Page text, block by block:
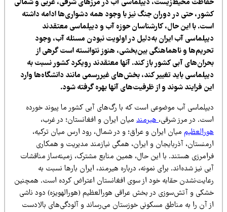
محیط‌زیست، دیپلماسی آب در مرزهای شرقی، غربی و شمالی
حتی در دوران جنگ نیز با وجود همه دشواری‌ها ادامه داشته
با این حال، کارشناسان حوزه آب و دیپلماسی معتقدند
آب ایران به‌دلیل در اولویت نبودن مسئله آب، وجود
و ناهماهنگی بین‌بخشی، هنوز نتوانسته است گرهی از
آبی کشور باز کند. آنها معتقدند رویکرد کشور نسبت به
باید تغییر کند، بخش‌های غیررسمی مانند دانشگاه‌ها وارد
فرایند شوند و از ظرفیت‌های آنها بهره گرفته شود.
آب موضوعی است که با رگ‌های آبی کشور ما پیوند خورده
در مرز شرقی،هیرمندمیان ایران و افغانستان؛ در غرب،
میان ایران و عراق؛ و در شمال، رود ارس میان ترکیه،
آذربایجان و ایران، همگی نیازمند مدیریت و همکاری
هستند. با این حال، همین منابع مشترک، زمینه‌ساز مناقشات
نیز شده‌اند. برای نمونه، درباره هیرمند، ایران بارها نسبت به
حقابه خود از سوی افغانستان اعتراض کرده است. همچنین
و آتش‌سوزی در بخش عراقی هورالعظیم (هورالهویزه) دود ناشی
آن را به مناطق مسکونی خوزستان می‌رساند و آلودگی‌های بالادست